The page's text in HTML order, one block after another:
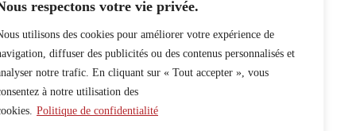
respectons votre vie privée.
utilisons des cookies pour améliorer votre expérience de
diffuser des publicités ou des contenus personnalisés et
notre trafic. En cliquant sur « Tout accepter », vous
à notre utilisation des
Politique de confidentialité